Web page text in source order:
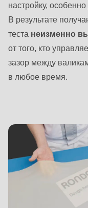
настройку, особенно
В результате
теста неизменно
от того, кто
зазор между
в любое время.